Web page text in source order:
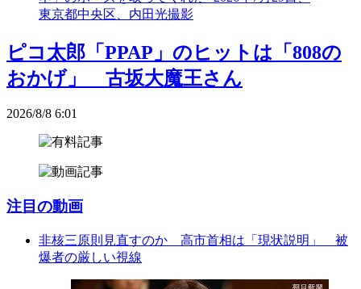
ピコ太郎「PPAP」のヒットは「808の
おかげ」 古坂大魔王さん
2026/8/8 6:01
注目の動画
非核三原則見直すのか 高市首相は「現状説明」 被
爆者の厳しい視線